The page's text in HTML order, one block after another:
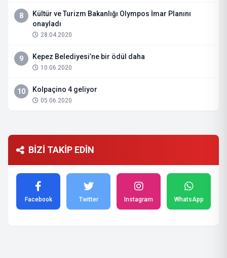
8
Kültür ve Turizm Bakanlığı Olympos İmar Planını
onayladı
28.04.2020
9 Kepez Belediyesi’ne bir ödül daha
10.06.2020
10 Kolpaçino 4 geliyor
05.06.2020
BİZİ TAKİP EDİN
Facebook Twitter Instagram WhatsApp